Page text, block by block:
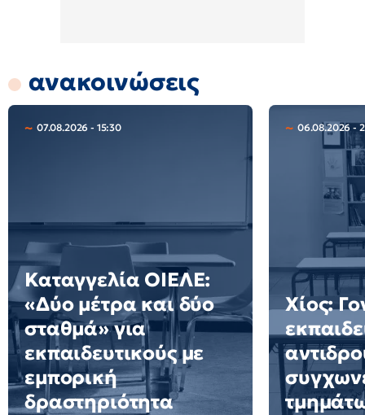
ανακοινώσεις
07.08.2026 - 15:30
Καταγγελία ΟΙΕΛΕ:
«Δύο μέτρα και δύο
σταθμά» για
εκπαιδευτικούς με
εμπορική
δραστηριότητα
06.08.2026 -
Χίος: